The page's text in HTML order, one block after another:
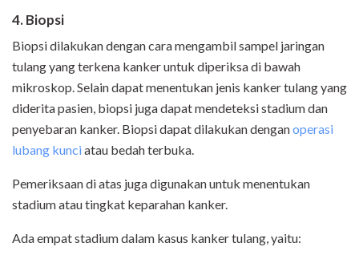
4. Biopsi
Biopsi dilakukan dengan cara mengambil sampel jaringan
tulang yang terkena kanker untuk diperiksa di bawah
mikroskop. Selain dapat menentukan jenis kanker tulang yang
diderita pasien, biopsi juga dapat mendeteksi stadium dan
penyebaran kanker. Biopsi dapat dilakukan denganoperasi
lubang kunciatau bedah terbuka.
Pemeriksaan di atas juga digunakan untuk menentukan
stadium atau tingkat keparahan kanker.
Ada empat stadium dalam kasus kanker tulang, yaitu: